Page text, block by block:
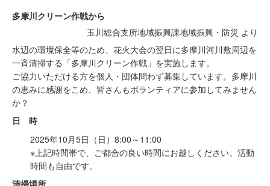
多摩川クリーン作戦から
玉川総合支所地域振興課地域振興・防災 より
水辺の環境保全等のため、花火大会の翌日に多摩川河川敷周辺を
一斉清掃する「多摩川クリーン作戦」を実施します。
ご協力いただける方を個人・団体問わず募集しています。多摩川
の恵みに感謝をこめ、皆さんもボランティアに参加してみません
か？
日 時
2025年10月5日（日）8:00～11:00
※上記時間帯で、ご都合の良い時間にお越しください。活動
時間も自由です。
清掃場所